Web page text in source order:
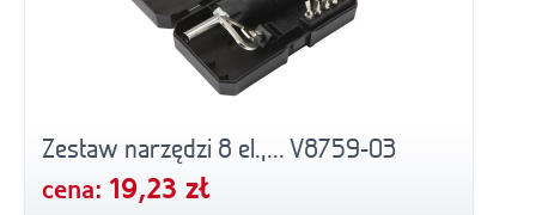
Zestaw narzędzi 8 el.,... V8759-03
cena: 19,23 zł